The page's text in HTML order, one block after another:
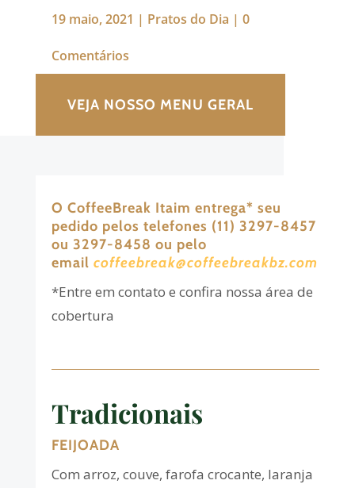
19 maio, 2021 | Pratos do Dia | 0
Comentários
VEJA NOSSO MENU GERAL
O CoffeeBreak Itaim entrega* seu
pedido pelos telefones (11) 3297-8457
ou 3297-8458 ou pelo
email coffeebreak@coffeebreakbz.com
*Entre em contato e confira nossa área de
cobertura
Tradicionais
FEIJOADA
Com arroz, couve, farofa crocante, laranja